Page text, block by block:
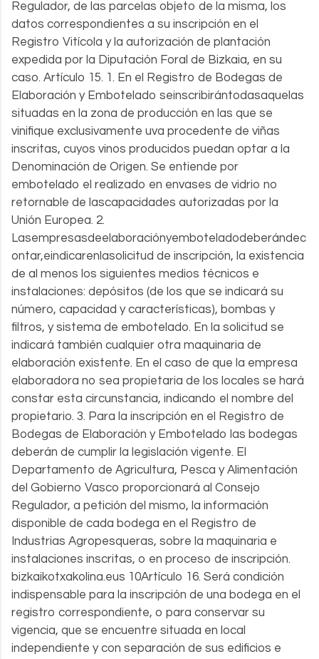
Regulador, de las parcelas objeto de la misma, los
datos correspondientes a su inscripción en el
Registro Vitícola y la autorización de plantación
expedida por la Diputación Foral de Bizkaia, en su
caso. Artículo 15. 1. En el Registro de Bodegas de
Elaboración y Embotelado seinscribirántodasaquelas
situadas en la zona de producción en las que se
vinifique exclusivamente uva procedente de viñas
inscritas, cuyos vinos producidos puedan optar a la
Denominación de Origen. Se entiende por
embotelado el realizado en envases de vidrio no
retornable de lascapacidades autorizadas por la
Unión Europea. 2.
Lasempresasdeelaboraciónyemboteladodeberándec
ontar,eindicarenlasolicitud de inscripción, la existencia
de al menos los siguientes medios técnicos e
instalaciones: depósitos (de los que se indicará su
número, capacidad y características), bombas y
filtros, y sistema de embotelado. En la solicitud se
indicará también cualquier otra maquinaria de
elaboración existente. En el caso de que la empresa
elaboradora no sea propietaria de los locales se hará
constar esta circunstancia, indicando el nombre del
propietario. 3. Para la inscripción en el Registro de
Bodegas de Elaboración y Embotelado las bodegas
deberán de cumplir la legislación vigente. El
Departamento de Agricultura, Pesca y Alimentación
del Gobierno Vasco proporcionará al Consejo
Regulador, a petición del mismo, la información
disponible de cada bodega en el Registro de
Industrias Agropesqueras, sobre la maquinaria e
instalaciones inscritas, o en proceso de inscripción.
bizkaikotxakolina.eus 10Artículo 16. Será condición
indispensable para la inscripción de una bodega en el
registro correspondiente, o para conservar su
vigencia, que se encuentre situada en local
independiente y con separación de sus edificios e